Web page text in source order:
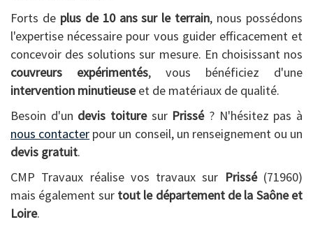
Forts de plus de 10 ans sur le terrain, nous possédons
l'expertise nécessaire pour vous guider efficacement et
concevoir des solutions sur mesure. En choisissant nos
couvreurs expérimentés, vous bénéficiez d'une
intervention minutieuseet de matériaux de qualité.
Besoin d'un devis toituresur Prissé? N'hésitez pas à
nous contacter pour un conseil, un renseignement ou un
devis gratuit.
CMP Travaux réalise vos travaux sur Prissé(71960)
mais également sur tout le département de la Saône et
Loire.